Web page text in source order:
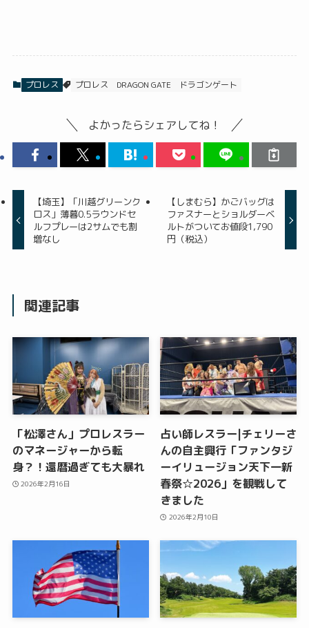
プロレス プロレス DRAGON GATE ドラゴンゲート
よかったらシェアしてね！
【埼玉】「川越グリーンク
ロス」薄暮0.5ラウンドセ
ルフプレーは2サムでも割
増なし
【しまむら】かごバッグは
ファスナーとショルダーベ
ルトがついてお値段1,790
円（税込）
関連記事
「松澤さん」プロレスラー
のマネージャーから転
身？！還暦過ぎても大暴れ
2026年2月16日
占い師レスラー|チェリーさ
んの自主興行「ファンタジ
ーイリュージョン天下一新
春祭☆2026」を観戦して
きました
2026年2月10日